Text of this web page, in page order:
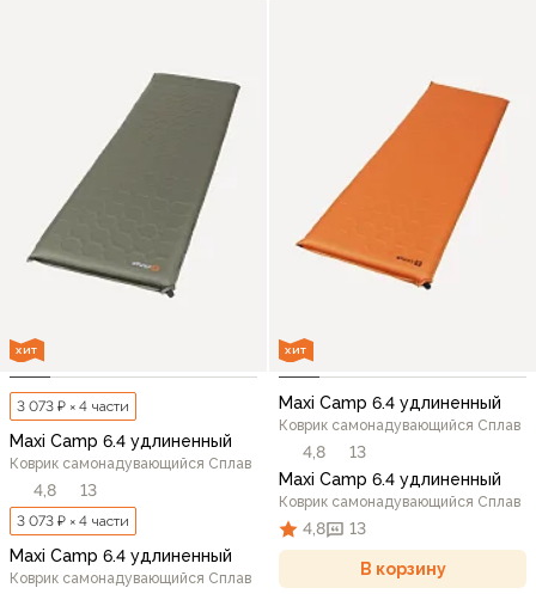
ХИТ
3 073 ₽ × 4 части
Maxi Camp 6.4 удлиненный
Коврик самонадувающийся Сплав
4,8 13
3 073 ₽ × 4 части
Maxi Camp 6.4 удлиненный
Коврик самонадувающийся Сплав
ХИТ
Maxi Camp 6.4 удлиненный
Коврик самонадувающийся Сплав
4,8
13
Maxi Camp 6.4 удлиненный
Коврик самонадувающийся Сплав
4,8 13
В корзину